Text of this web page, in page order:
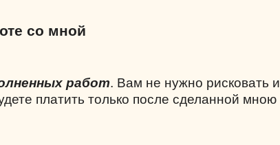
со мной
работ. Вам не нужно рисковать и
платить только после сделанной мною